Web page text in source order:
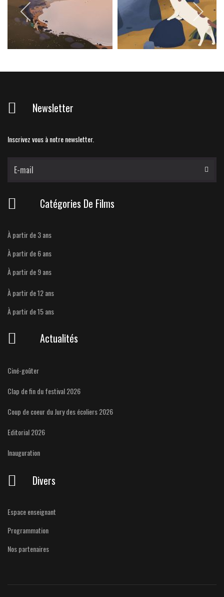
Newsletter
Inscrivez vous à notre newsletter.
Catégories De Films
À partir de 3 ans
À partir de 6 ans
À partir de 9 ans
À partir de 12 ans
À partir de 15 ans
Actualités
Ciné-goûter
Clap de fin du festival 2026
Coup de coeur du Jury des écoliers 2026
Editorial 2026
Inauguration
Divers
Espace enseignant
Programmation
Nos partenaires